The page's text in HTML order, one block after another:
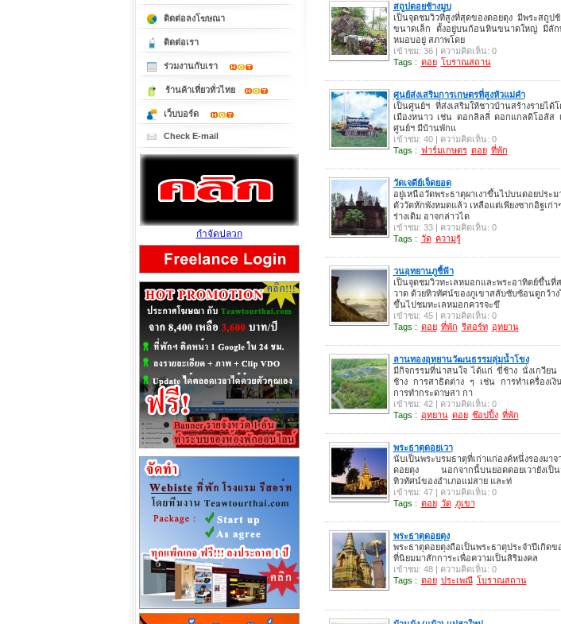
สถูปดอยช้างมูบ
เป็นจุดชมวิวที่สูงที่สุดของดอยตุง มีพระสถูปช้
ขนาดเล็ก ตั้งอยู่บนก้อนหินขนาดใหญ่ มีลัก
หมอบอยู่ สภาพโดย
เข้าชม: 36 | ความคิดเห็น: 0
Tags : ดอย โบราณสถาน
ศูนย์ส่งเสริมการเกษตรที่สูงหัวแม่คำ
เป็นศูนย์ฯ ที่ส่งเสริมให้ชาวบ้านสร้างรายได้
เมืองหนาว เช่น ดอกลิลลี่ ดอกแกลดิโอลัส
ศูนย์ฯ มีบ้านพักแ
เข้าชม: 40 | ความคิดเห็น: 0
Tags : ฟาร์มเกษตร ดอย ที่พัก
วัดเจดีย์เจ็ดยอด
อยู่เหนือวัดพระธาตุผาเงาขึ้นไปบนดอยประ
ตัววัดหักพังหมดแล้ว เหลือแต่เพียงซากอิฐเก่า
ร่างเดิม อาจกล่าวได
เข้าชม: 33 | ความคิดเห็น: 0
Tags : วัด ความรู้
วนอุทยานภูชี้ฟ้า
เป็นจุดชมวิวทะเลหมอกและพระอาทิตย์ขึ้นที่
วาด ด้วยทิวทัศน์ของภูเขาสลับซับซ้อนดูกว้าง
ขึ้นไปชมทะเลหมอกควรจะขึ
เข้าชม: 45 | ความคิดเห็น: 0
Tags : ดอย ที่พัก รีสอร์ท อุทยาน
ลานทองอุทยานวัฒนธรรมลุ่มน้ำโขง
มีกิจกรรมที่น่าสนใจ ได้แก่ ขี่ช้าง นั่งเกวียน
ช้าง การสาธิตต่าง ๆ เช่น การทำเครื่องเงิ
การทำกระดาษสา กา
เข้าชม: 42 | ความคิดเห็น: 0
Tags : อุทยาน ดอย ช๊อปปิ้ง ที่พัก
พระธาตุดอยเวา
นับเป็นพระบรมธาตุที่เก่าแก่องค์หนึ่งรองมาจ
ดอยตุง นอกจากนี้บนยอดดอยเวายังเป็น
ทิวทัศน์ของอำเภอแม่สาย และท่
เข้าชม: 47 | ความคิดเห็น: 0
Tags : ดอย วัด ภูเขา
พระธาตุดอยตุง
พระธาตุดอยตุงถือเป็นพระธาตุประจำปีเกิด
ที่นิยมมาสักการะเพื่อความเป็นสิริมงคล
เข้าชม: 48 | ความคิดเห็น: 0
Tags : ดอย ประเพณี โบราณสถาน
ติดต่อลงโฆษณา
ติดต่อเรา
ร่วมงานกับเรา
ร้านค้าเที่ยวทั่วไทย
เว็บบอร์ด
Check E-mail
กำจัดปลวก